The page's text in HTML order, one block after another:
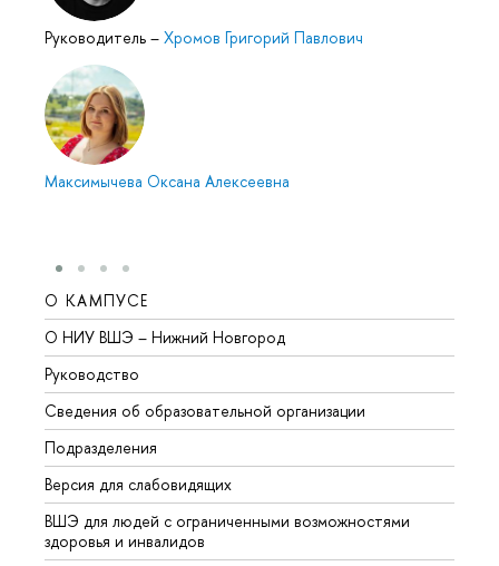
Руководитель – Хромов Григорий Павлович
Максимычева Оксана Алексеевна
О КАМПУСЕ
О НИУ ВШЭ – Нижний Новгород
Руководство
Сведения об образовательной организации
Подразделения
Версия для слабовидящих
ВШЭ для людей с ограниченными возможностями
здоровья и инвалидов